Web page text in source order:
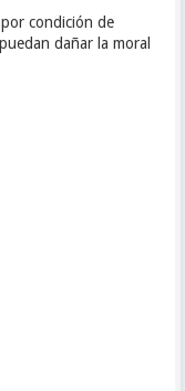
condición de
dañar la moral